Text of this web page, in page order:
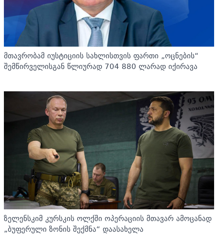
მთავრობამ იუსტიციის სახლისთვის ფართი „ოცნების“
შემწირველისგან წლიურად 704 880 ლარად იქირავა
ზელენსკიმ კურსკის ოლქში ოპერაციის მთავარ ამოცანად
„ბუფერული ზონის შექმნა“ დაასახელა